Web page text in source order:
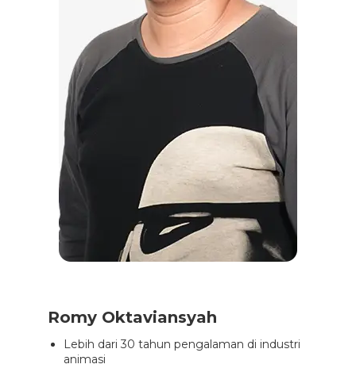
Romy Oktaviansyah
Lebih dari 30 tahun pengalaman di industri
animasi